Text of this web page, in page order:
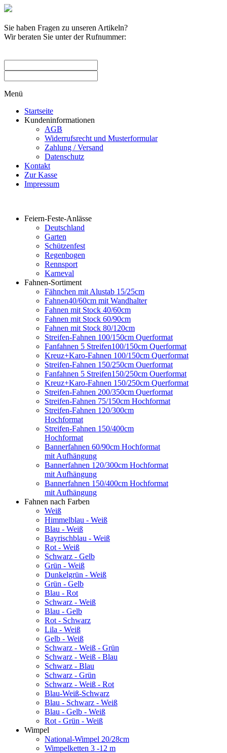
Sie haben Fragen zu unseren Artikeln?
Wir beraten Sie unter der Rufnummer:
Menü
Startseite
Kundeninformationen
AGB
Widerrufsrecht und Musterformular
Zahlung / Versand
Datenschutz
Kontakt
Zur Kasse
Impressum
Feiern-Feste-Anlässe
Deutschland
Garten
Schützenfest
Regenbogen
Rennsport
Karneval
Fahnen-Sortiment
Fähnchen mit Alustab 15/25cm
Fahnen40/60cm mit Wandhalter
Fahnen mit Stock 40/60cm
Fahnen mit Stock 60/90cm
Fahnen mit Stock 80/120cm
Streifen-Fahnen 100/150cm Querformat
Fanfahnen 5 Streifen100/150cm Querformat
Kreuz+Karo-Fahnen 100/150cm Querformat
Streifen-Fahnen 150/250cm Ouerformat
Fanfahnen 5 Streifen150/250cm Ouerformat
Kreuz+Karo-Fahnen 150/250cm Querformat
Streifen-Fahnen 200/350cm Querformat
Streifen-Fahnen 75/150cm Hochformat
Streifen-Fahnen 120/300cm
Hochformat
Streifen-Fahnen 150/400cm
Hochformat
Bannerfahnen 60/90cm Hochformat
mit Aufhängung
Bannerfahnen 120/300cm Hochformat
mit Aufhängung
Bannerfahnen 150/400cm Hochformat
mit Aufhängung
Fahnen nach Farben
Weiß
Himmelblau - Weiß
Blau - Weiß
Bayrischblau - Weiß
Rot - Weiß
Schwarz - Gelb
Grün - Weiß
Dunkelgrün - Weiß
Grün - Gelb
Blau - Rot
Schwarz - Weiß
Blau - Gelb
Rot - Schwarz
Lila - Weiß
Gelb - Weiß
Schwarz - Weiß - Grün
Schwarz - Weiß - Blau
Schwarz - Blau
Schwarz - Grün
Schwarz - Weiß - Rot
Blau-Weiß-Schwarz
Blau - Schwarz - Weiß
Blau - Gelb - Weiß
Rot - Grün - Weiß
Wimpel
National-Wimpel 20/28cm
Wimpelketten 3 -12 m